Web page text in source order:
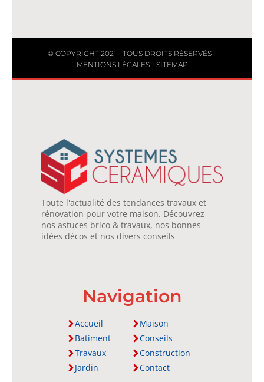
© COPYRIGHT 2021 - TOUS DROITS RÉSERVÉS -
MENTIONS LÉGALES- SITEMAP
Toute l'actualité des tendances travaux et
rénovation pour votre maison. Découvrez
nos astuces brico & travaux, nos bonnes
idées décos et nos divers conseils
Navigation
Accueil
Batiment
Travaux
Jardin
Maison
Conseils
Construction
Contact